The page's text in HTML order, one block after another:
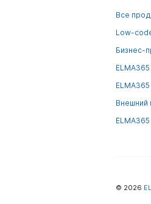
Все
Low-
Бизнес-
ELMA365
ELMA365
Внешний
© 2026